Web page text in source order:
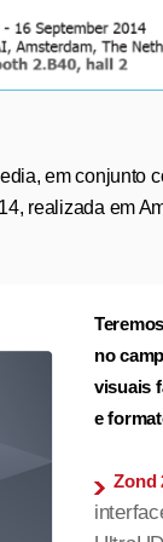
em conjunto
realizada em
no
visuais
e
Zond